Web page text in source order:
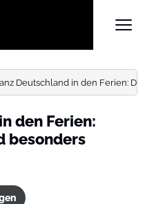
Deutschland in den Ferien:
den Ferien:
besonders